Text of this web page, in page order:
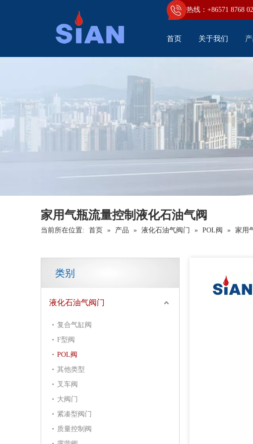
热线：+86571 8768
首页 关于我们
家用气瓶流量控制液化石油气阀
当前所在位置: 首页 » 产品 » 液化石油气阀门 » POL阀 » 家用
类别
液化石油气阀门
复合气缸阀
F型阀
POL阀
其他类型
叉车阀
大阀门
紧凑型阀门
质量控制阀